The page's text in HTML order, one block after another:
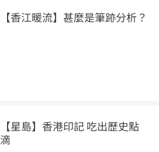
【香江暖流】甚麼是筆跡分析？
【星島】香港印記 吃出歷史點
滴